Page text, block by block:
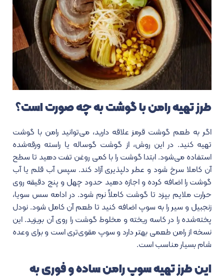
طرز تهیه رامن با گوشت به چه صورت است؟
اگر به طعم گوشت قرمز علاقه دارید، می‌توانید رامن با گوشت
تهیه کنید. در این روش، از گوشت گوساله یا راسته ورقه‌شده
استفاده می‌شود. ابتدا گوشت را با کمی روغن تفت دهید تا سطح
آن کاملا سرخ شود و عطر دلپذیری آزاد کند. سپس آب قلم یا آب
گوشت را اضافه کرده و اجازه دهید حدود چهل و پنج دقیقه روی
حرارت ملایم بپزد تا گوشت کاملاً نرم شود. در ادامه سس سویا،
زنجبیل و سیر را به سوپ اضافه کنید تا طعم آن کامل شود. نودل
پخته‌شده را در کاسه ریخته و مخلوط گوشت را روی آن بریزید. این
نسخه از رامن طعمی بهتر دارد و سوپ مقوی‌تری است و برای وعده
شام بسیار مناسب است.
این طرز تهیه سوپ رامن ساده و فوری به